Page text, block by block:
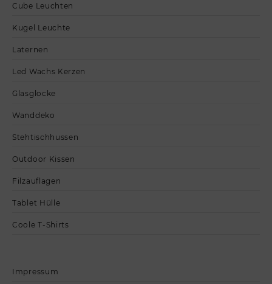
Cube Leuchten
Kugel Leuchte
Laternen
Led Wachs Kerzen
Glasglocke
Wanddeko
Stehtischhussen
Outdoor Kissen
Filzauflagen
Tablet Hülle
Coole T-Shirts
Impressum